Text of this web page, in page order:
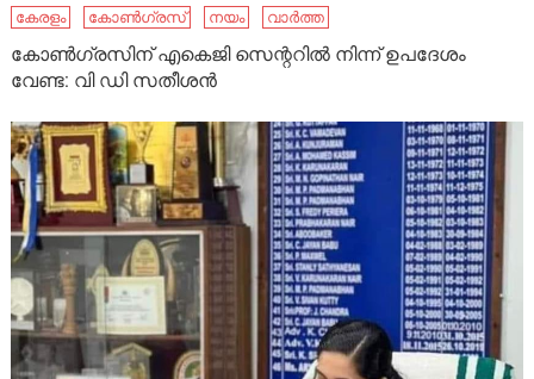
കേരളം കോണ്‍ഗ്രസ് നയം വാർത്ത
കോണ്‍ഗ്രസിന് എകെജി സെന്ററില്‍ നിന്ന് ഉപദേശം
വേണ്ട: വി ഡി സതീശന്‍